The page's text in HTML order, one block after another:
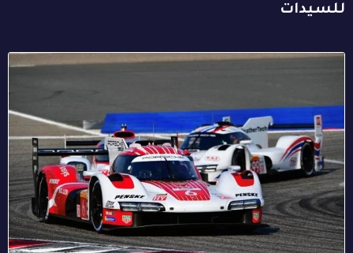
للسيدات